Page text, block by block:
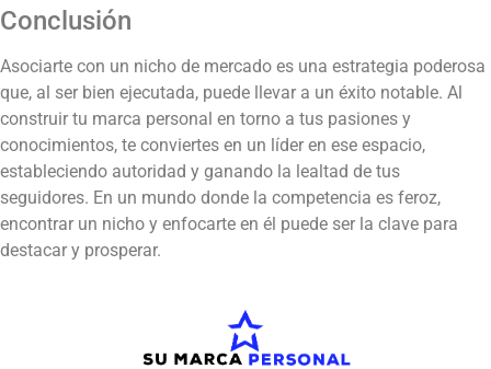
Conclusión
Asociarte con un nicho de mercado es una estrategia poderosa
que, al ser bien ejecutada, puede llevar a un éxito notable. Al
construir tu marca personal en torno a tus pasiones y
conocimientos, te conviertes en un líder en ese espacio,
estableciendo autoridad y ganando la lealtad de tus
seguidores. En un mundo donde la competencia es feroz,
encontrar un nicho y enfocarte en él puede ser la clave para
destacar y prosperar.